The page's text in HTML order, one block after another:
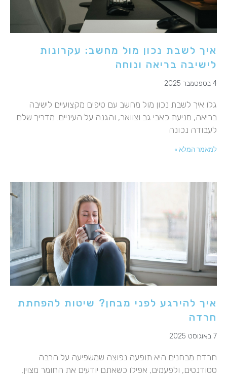
איך לשבת נכון מול מחשב: עקרונות
לישיבה בריאה ונוחה
4 בספטמבר 2025
גלו איך לשבת נכון מול מחשב עם טיפים מקצועיים לישיבה
בריאה, מניעת כאבי גב וצוואר, והגנה על העיניים. מדריך שלם
לעבודה נכונה
למאמר המלא »
איך להירגע לפני מבחן? שיטות להפחתת
חרדה
7 באוגוסט 2025
חרדת מבחנים היא תופעה נפוצה שמשפיעה על הרבה
סטודנטים, ולפעמים, אפילו כשאתם יודעים את החומר מצוין,